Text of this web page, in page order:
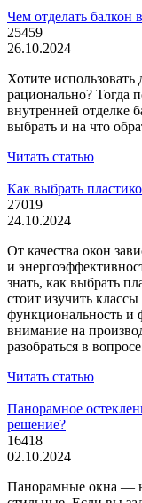
Чем отделать балкон
25459
26.10.2024
Хотите
рационально? Тогда
внутренней отделке
выбрать и на что
Читать статью
Как выбрать
27019
24.10.2024
От качества окон
и
знать, как выбрать
стоит изучить
функциональность и
внимание на
разобраться в
Читать статью
Панорамное
решение?
16418
02.10.2024
Панорамные окна —